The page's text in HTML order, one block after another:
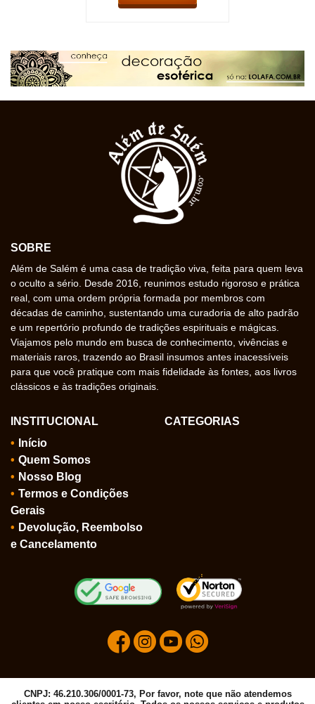
SOBRE
Além de Salém é uma casa de tradição viva, feita para quem leva
o oculto a sério. Desde 2016, reunimos estudo rigoroso e prática
real, com uma ordem própria formada por membros com
décadas de caminho, sustentando uma curadoria de alto padrão
e um repertório profundo de tradições espirituais e mágicas.
Viajamos pelo mundo em busca de conhecimento, vivências e
materiais raros, trazendo ao Brasil insumos antes inacessíveis
para que você pratique com mais fidelidade às fontes, aos livros
clássicos e às tradições originais.
INSTITUCIONAL
Início
Quem Somos
Nosso Blog
Termos e Condições
Gerais
Devolução, Reembolso
e Cancelamento
CATEGORIAS
CNPJ: 46.210.306/0001-73, Por favor, note que não atendemos